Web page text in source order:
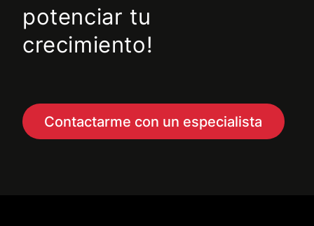
potenciar tu
crecimiento!
Contactarme con un especialista